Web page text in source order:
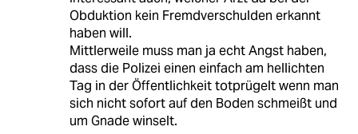
Obduktion kein Fremdverschulden erkannt
haben will.
Mittlerweile muss man ja echt Angst haben,
dass die Polizei einen einfach am hellichten
Tag in der Öffentlichkeit totprügelt wenn man
sich nicht sofort auf den Boden schmeißt und
um Gnade winselt.